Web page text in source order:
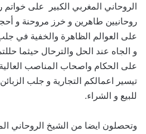
الروحاني المغربي الكبير على خواتم
روحانيين طاهرين و خرز مروحنة و
على العوالم الظاهرة والخفية في
و الجاه عند الحل والترحال حيثما
على الحكام واصحاب المناصب
تيسير اعمالكم التجارية و جلب
للبيع و الشراء.
وتحصلون ايضا من الشيخ الروحاني